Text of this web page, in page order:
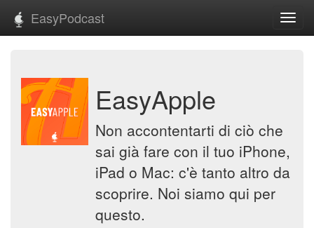
EasyPodcast
EasyApple
Non accontentarti di ciò che
sai già fare con il tuo iPhone,
iPad o Mac: c'è tanto altro da
scoprire. Noi siamo qui per
questo.